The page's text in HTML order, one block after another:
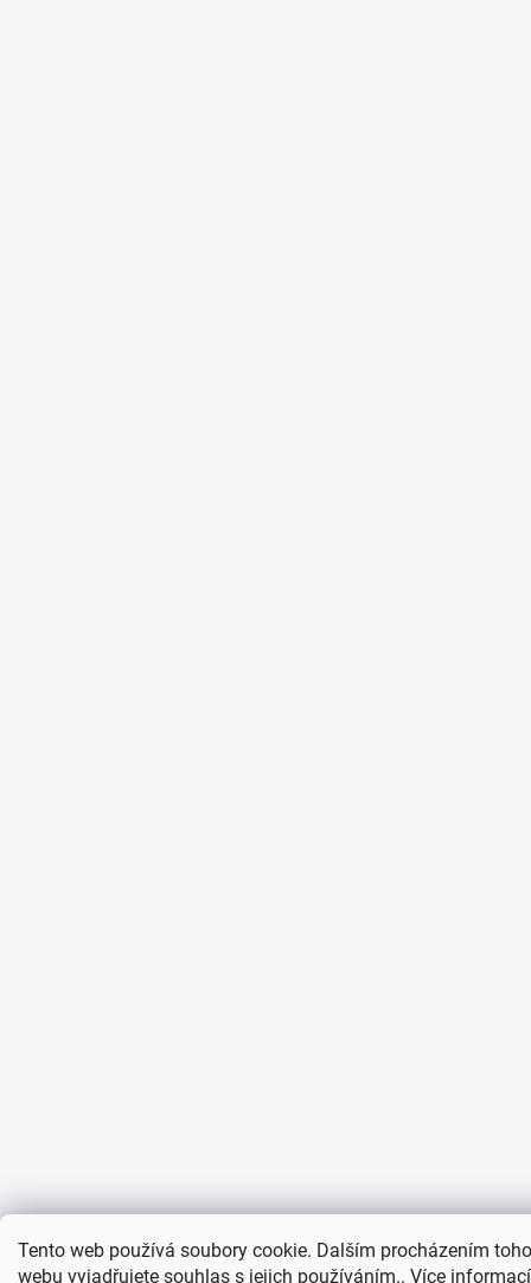
Tento web používá soubory cookie. Dalším procházením
webu vyjadřujete souhlas s jejich používáním.. Více